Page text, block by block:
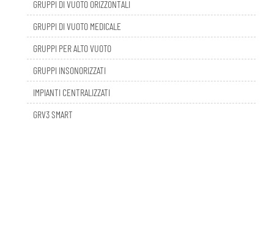
GRUPPI DI VUOTO MEDICALE
GRUPPI PER ALTO VUOTO
GRUPPI INSONORIZZATI
IMPIANTI CENTRALIZZATI
GRV3 SMART